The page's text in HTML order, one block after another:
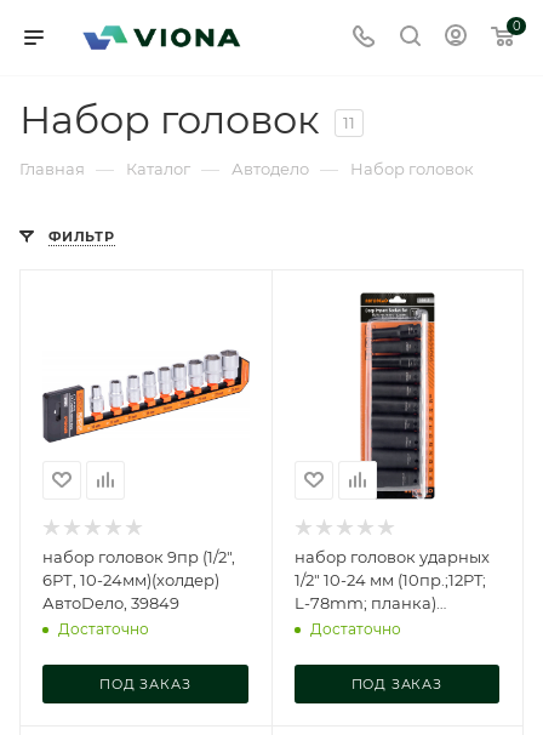
0
Набор головок 11
Главная — Каталог — Автодело — Набор головок
ФИЛЬТР
набор головок 9пр (1/2",
6РТ, 10-24мм)(холдер)
АвтоDело, 39849
Достаточно
ПОД ЗАКАЗ
набор головок ударных
1/2" 10-24 мм (10пр.;12PT;
L-78mm; планка)
АвтоDело (), 39812
Достаточно
ПОД ЗАКАЗ